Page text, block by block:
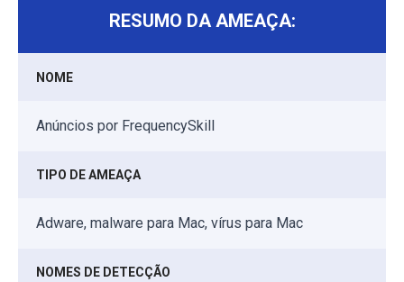
RESUMO DA AMEAÇA:
NOME
Anúncios por FrequencySkill
TIPO DE AMEAÇA
Adware, malware para Mac, vírus para Mac
NOMES DE DETECÇÃO